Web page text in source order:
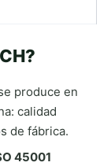
produce en
calidad
de fábrica.
45001